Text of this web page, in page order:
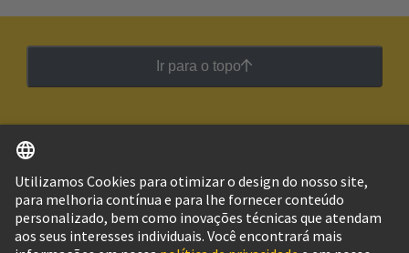
Ir para o topo
Brasil Português